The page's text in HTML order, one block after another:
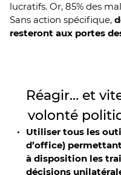
lucratifs. Or, 85% des
Sans action spécifique,
resteront aux portes
Réagir… et
volonté
Utiliser tous les
d’office)
à disposition les
décisions